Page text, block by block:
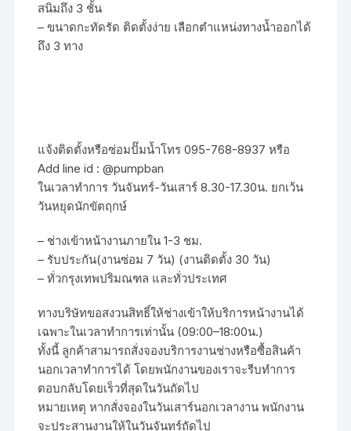
สนิมถึง 3 ชั้น
– ขนาดกะทัดรัด ติดตั้งง่าย เลือกตำแหน่งทางน้ำออกได้
ถึง 3 ทาง
แจ้งติดตั้งหรือซ่อมปั๊มน้ำโทร 095-768-8937 หรือ
Add line id : @pumpban
ในเวลาทำการ วันจันทร์-วันเสาร์ 8.30-17.30น. ยกเว้น
วันหยุดนักขัตฤกษ์
– ช่างเข้าหน้างานภายใน 1-3 ชม.
– รับประกัน(งานซ่อม 7 วัน) (งานติดตั้ง 30 วัน)
– ทั่วกรุงเทพปริมณฑล และทั่วประเทศ
ทางบริษัทขอสงวนสิทธิ์ให้ช่างเข้าให้บริการหน้างานได้
เฉพาะในเวลาทำการเท่านั้น (09:00–18:00น.)
ทั้งนี้ ลูกค้าสามารถสั่งจองบริการงานช่างหรือซื้อสินค้า
นอกเวลาทำการได้ โดยพนักงานของเราจะรีบทำการ
ตอบกลับโดยเร็วที่สุดในวันถัดไป
หมายเหตุ หากสั่งจองในวันเสาร์นอกเวลางาน พนักงาน
จะประสานงานให้ในวันจันทร์ถัดไป